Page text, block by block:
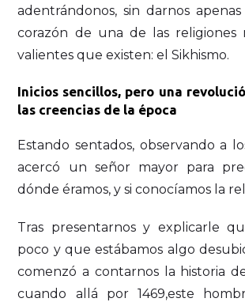
adentrándonos, sin darnos
corazón de una de las religiones
valientes que existen: el Sikhismo.
Inicios sencillos, pero una
las creencias de la época
Estando sentados, observando a
acercó un señor mayor para
dónde éramos, y si conocíamos la
Tras presentarnos y explicarle
poco y que estábamos algo
comenzó a contarnos la historia
cuando allá por 1469,este